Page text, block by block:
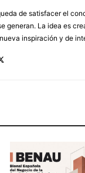
de satisfacer el
generan. La idea es
inspiración y de